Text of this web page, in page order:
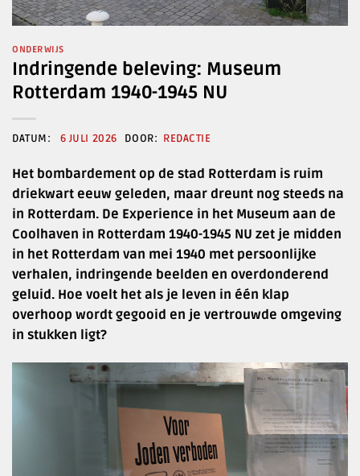
ONDERWIJS
Indringende beleving: Museum
Rotterdam 1940-1945 NU
6 JULI 2026 REDACTIE
Het bombardement op de stad Rotterdam is ruim
driekwart eeuw geleden, maar dreunt nog steeds na
in Rotterdam. De Experience in het Museum aan de
Coolhaven in Rotterdam 1940-1945 NU zet je midden
in het Rotterdam van mei 1940 met persoonlijke
verhalen, indringende beelden en overdonderend
geluid. Hoe voelt het als je leven in één klap
overhoop wordt gegooid en je vertrouwde omgeving
in stukken ligt?